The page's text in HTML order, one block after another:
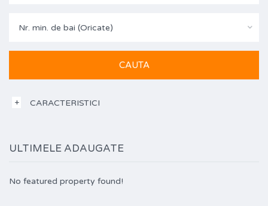
Nr. min. de bai (Oricate)
CARACTERISTICI
ULTIMELE ADAUGATE
No featured property found!